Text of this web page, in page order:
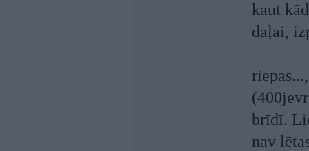
kaut
daļai,
brīdī.
nav